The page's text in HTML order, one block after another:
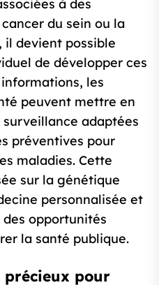
à des
du sein ou la
devient possible
de développer ces
les
peuvent mettre en
adaptées
préventives pour
maladies. Cette
sur la génétique
personnalisée et
opportunités
la santé publique.
précieux pour